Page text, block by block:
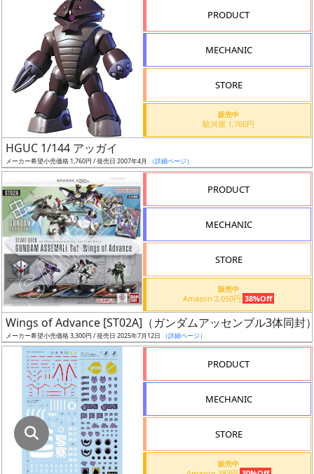
指
定
し
た
店
舗
が
最
安
PRODUCT
MECHANIC
STORE
販売中
駿河屋 1,760円
HGUC 1/144 アッガイ
メーカー希望小売価格 1,760円 / 発売日 2007年4月 （詳細ページ）
PRODUCT
MECHANIC
STORE
販売中
Amazon 2,050円 38%Off
Wings of Advance [ST02A]（ガンダムアッセンブル3体同封
メーカー希望小売価格 3,300円 / 発売日 2025年7月12日 （詳細ページ）
PRODUCT
MECHANIC
STORE
販売中